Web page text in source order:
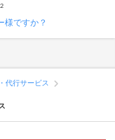
様ですか？
代行サービス